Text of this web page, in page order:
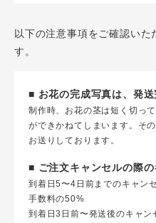
以下の注意事項をご確認いた
す。
■ お花の完成写真は、発
制作時、お花の茎は短く切っ
ができかねてしまいます。そ
お送りしております。
■ ご注文キャンセルの際
到着日5〜4日前までのキャン
手数料の50%
到着日3日前〜発送後のキャ